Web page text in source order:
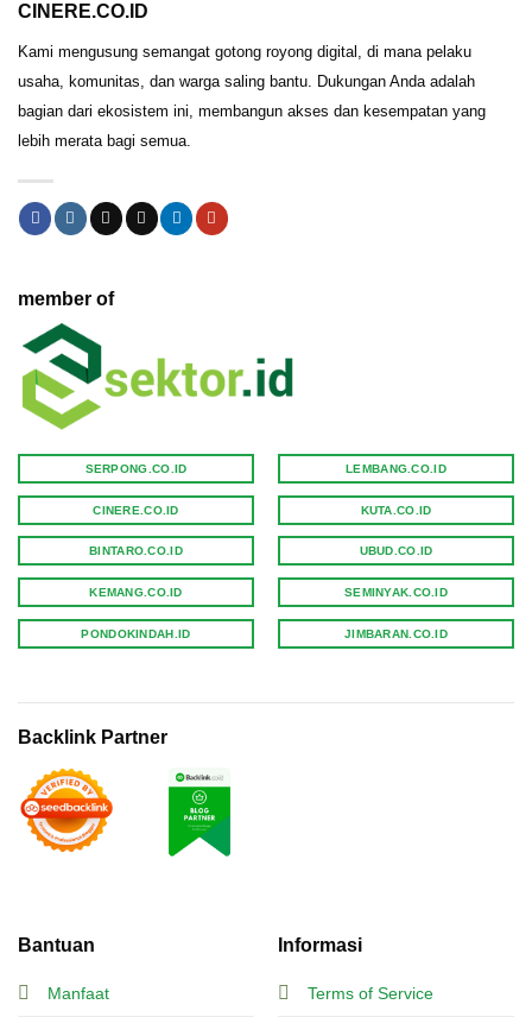
CINERE.CO.ID
Kami mengusung semangat gotong royong digital, di mana pelaku
usaha, komunitas, dan warga saling bantu. Dukungan Anda adalah
bagian dari ekosistem ini, membangun akses dan kesempatan yang
lebih merata bagi semua.
Bantuan
Manfaat
Informasi
Terms of Service
member of
SERPONG.CO.ID
CINERE.CO.ID
BINTARO.CO.ID
KEMANG.CO.ID
PONDOKINDAH.ID
LEMBANG.CO.ID
KUTA.CO.ID
UBUD.CO.ID
SEMINYAK.CO.ID
JIMBARAN.CO.ID
Backlink Partner